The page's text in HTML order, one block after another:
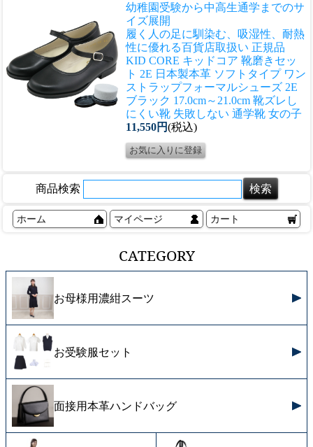
幼稚園受験から中高生通学までのサ
イズ展開
履く人の足に馴染む、吸湿性、耐熱
性に優れる百貨店取扱い 正規品
KID CORE キッドコア 靴磨きセッ
ト 2E 日本製本革 ソフトタイプ ワン
ストラップフォーマルシューズ 2E
ブラック 17.0cm～21.0cm 靴ズレし
にくい靴 失敗しない 通学靴 女の子
11,550円(税込)
商品検索
ホーム マイページ カート
CATEGORY
お母様用濃紺スーツ
お受験服セット
面接用本革ハンドバッグ